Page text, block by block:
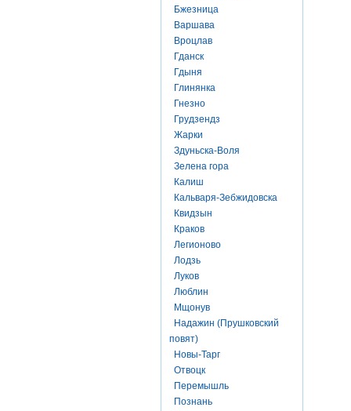
Бжезница
Варшава
Вроцлав
Гданск
Гдыня
Глинянка
Гнезно
Грудзендз
Жарки
Здуньска-Воля
Зелена гора
Калиш
Кальваря-Зебжидовска
Квидзын
Краков
Легионово
Лодзь
Луков
Люблин
Мщонув
Надажин (Прушковский
повят)
Новы-Тарг
Отвоцк
Перемышль
Познань